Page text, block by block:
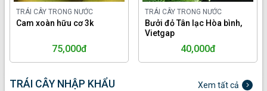
TRÁI CÂY TRONG NƯỚC
Cam xoàn hữu cơ 3k
75,000đ
TRÁI CÂY TRONG NƯỚC
Bưởi đỏ Tân lạc Hòa bình,
Vietgap
40,000đ
TRÁI CÂY NHẬP KHẨU Xem tất cả